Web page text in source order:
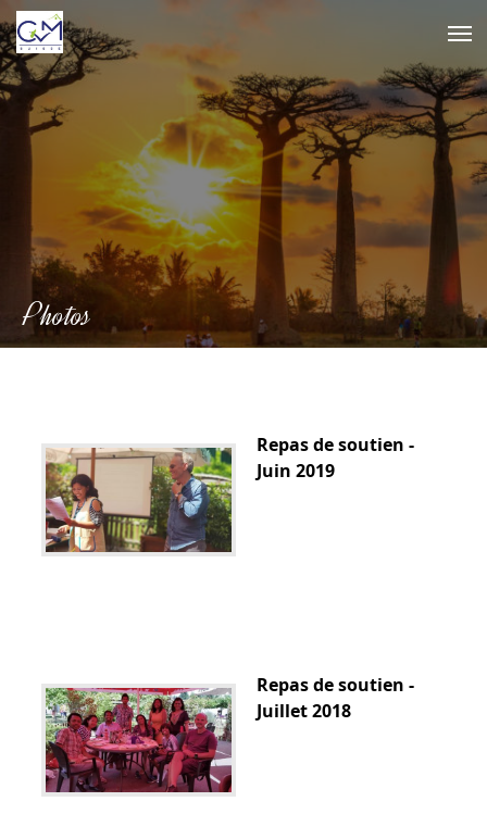
Skip
to
content
Photos
Repas de soutien -
Juin 2019
Repas de soutien -
Juillet 2018